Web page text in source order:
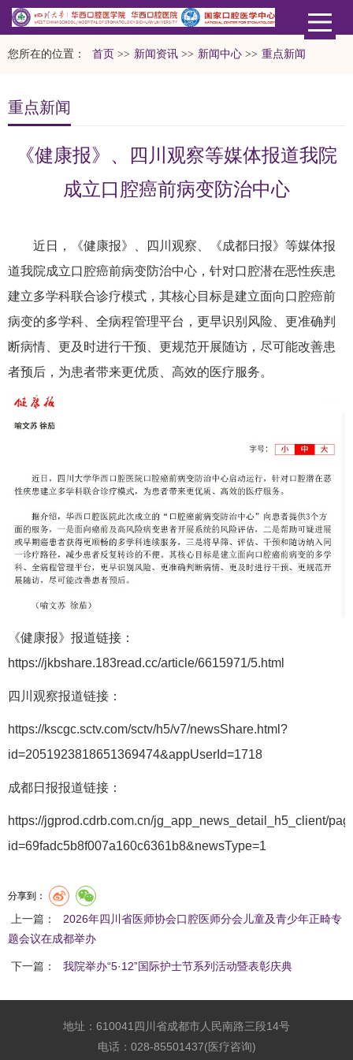
您所在的位置： 首页 >> 新闻资讯 >> 新闻中心 >> 重点新闻
重点新闻
《健康报》、四川观察等媒体报道我院
成立口腔癌前病变防治中心
近日，《健康报》、四川观察、《成都日报》等媒体报
道我院成立口腔癌前病变防治中心，针对口腔潜在恶性疾患
建立多学科联合诊疗模式，其核心目标是建立面向口腔癌前
病变的多学科、全病程管理平台，更早识别风险、更准确判
断病情、更及时进行干预、更规范开展随访，尽可能改善患
者预后，为患者带来更优质、高效的医疗服务。
《健康报》报道链接：
https://jkbshare.183read.cc/article/6615971/5.html
四川观察报道链接：
https://kscgc.sctv.com/sctv/h5/v7/newsShare.html?
id=2051923818651369474&appUserId=1718
成都日报报道链接：
https://jgprod.cdrb.com.cn/jg_app_news_detail_h5_client/
id=69fadc5b8f007a160c6361b8&newsType=1
分享到：
上一篇：
2026年四川省医师协会口腔医师分会儿童及青少年正畸专
题会议在成都举办
下一篇： 我院举办“5·12”国际护士节系列活动暨表彰庆典
地址：610041四川省成都市人民南路三段14号
电话：028-85501437(医疗咨询)